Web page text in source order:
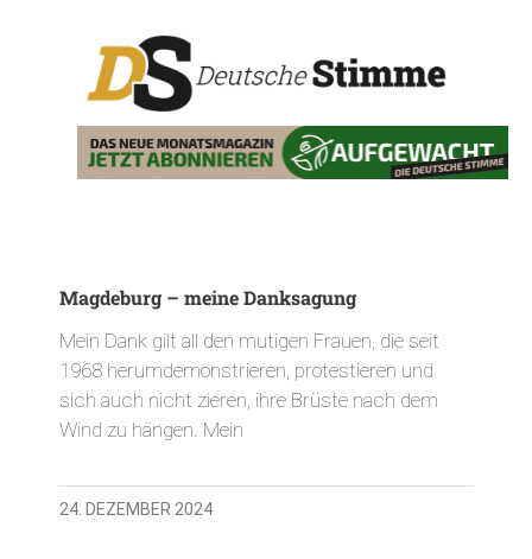
Magdeburg – meine Danksagung
Mein Dank gilt all den mutigen Frauen, die seit
1968 herumdemonstrieren, protestieren und
sich auch nicht zieren, ihre Brüste nach dem
Wind zu hängen. Mein
24. DEZEMBER 2024